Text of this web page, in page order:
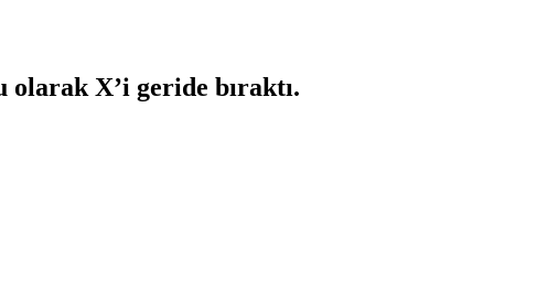
olarak X’i geride bıraktı.